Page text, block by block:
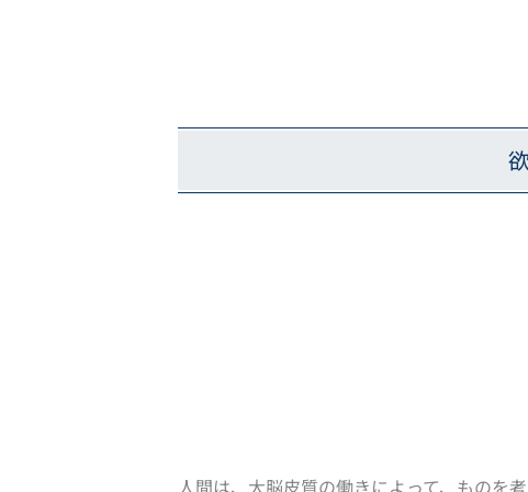
人間は、大脳皮質の働きによって、ものを